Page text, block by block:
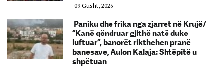
09 Gusht, 2026
Paniku dhe frika nga zjarret në Krujë/
“Kanë qëndruar gjithë natë duke
luftuar”, banorët rikthehen pranë
banesave, Aulon Kalaja: Shtëpitë u
shpëtuan